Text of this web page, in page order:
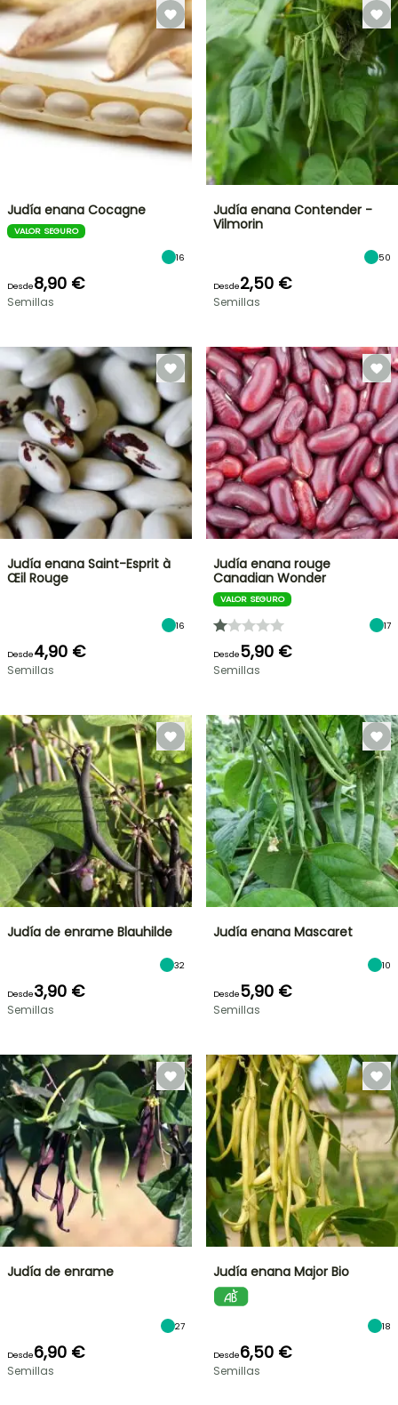
Judía enana Cocagne
VALOR SEGURO
16
Desde8,90 €
Semillas
Judía enana Contender -
Vilmorin
50
Desde2,50 €
Semillas
Judía enana Saint-Esprit à
Œil Rouge
16
Desde4,90 €
Semillas
Judía enana rouge
Canadian Wonder
VALOR SEGURO
17
Desde5,90 €
Semillas
Judía de enrame Blauhilde
32
Desde3,90 €
Semillas
Judía enana Mascaret
10
Desde5,90 €
Semillas
Judía de enrame
27
Desde6,90 €
Semillas
Judía enana Major Bio
18
Desde6,50 €
Semillas